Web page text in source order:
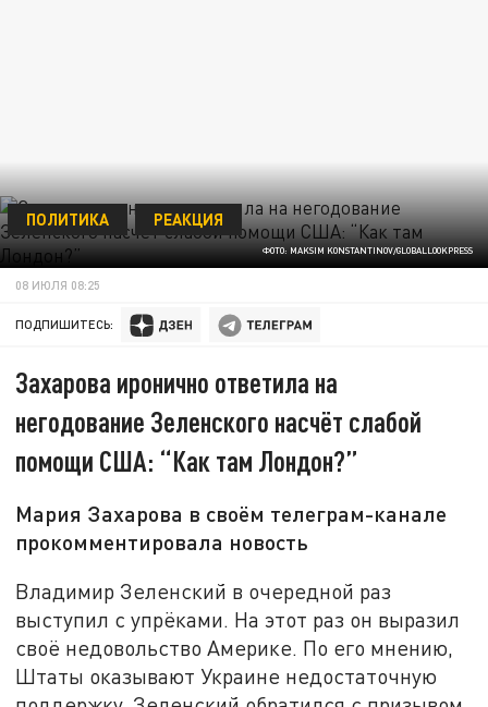
ФОТО: MAKSIM KONSTANTINOV/GLOBALLOOKPRESS
ПОЛИТИКА РЕАКЦИЯ
08 ИЮЛЯ 08:25
ПОДПИШИТЕСЬ:
Захарова иронично ответила на
негодование Зеленского насчёт слабой
помощи США: “Как там Лондон?”
Мария Захарова в своём телеграм-канале
прокомментировала новость
Владимир Зеленский в очередной раз
выступил с упрёками. На этот раз он выразил
своё недовольство Америке. По его мнению,
Штаты оказывают Украине недостаточную